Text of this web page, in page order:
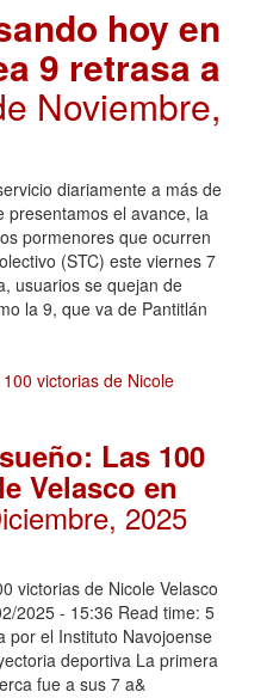
hoy en
9 retrasa a
Noviembre,
diariamente a más de
presentamos el avance, la
pormenores que ocurren
(STC) este viernes 7
usuarios se quejan de
la 9, que va de Pantitlán
Las 100
Velasco en
2025
victorias de Nicole Velasco
2025 - 15:36 Read time: 5
por el Instituto Navojoense
deportiva La primera
fue a sus 7 a&